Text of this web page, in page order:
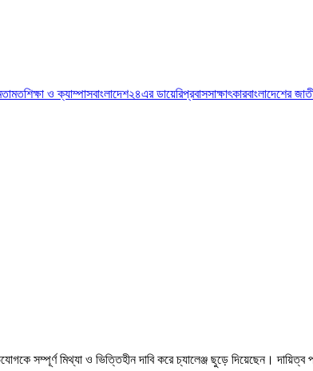
শিক্ষা ও ক্যাম্পাসবাংলাদেশ২৪এর ডায়েরিপ্রবাসসাক্ষাৎকারবাংলাদেশের
সম্পূর্ণ মিথ্যা ও ভিত্তিহীন দাবি করে চ্যালেঞ্জ ছুড়ে দিয়েছেন।